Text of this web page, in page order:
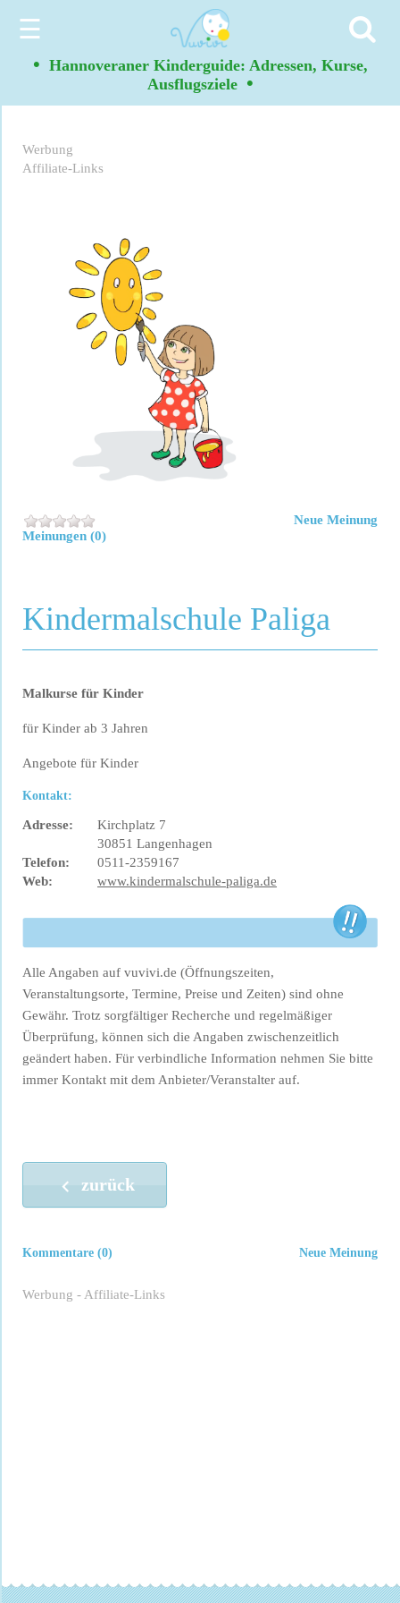
☰
• Hannoveraner Kinderguide: Adressen, Kurse,
Ausflugsziele •
Werbung
Affiliate-Links
Meinungen (0)
Neue Meinung
Kindermalschule Paliga
Malkurse für Kinder
für Kinder ab 3 Jahren
Angebote für Kinder
Kontakt:
Adresse:
Kirchplatz 7
30851 Langenhagen
Telefon:
0511-2359167
Web:
www.kindermalschule-paliga.de
Alle Angaben auf vuvivi.de (Öffnungszeiten,
Veranstaltungsorte, Termine, Preise und Zeiten) sind ohne
Gewähr. Trotz sorgfältiger Recherche und regelmäßiger
Überprüfung, können sich die Angaben zwischenzeitlich
geändert haben. Für verbindliche Information nehmen Sie bitte
immer Kontakt mit dem Anbieter/Veranstalter auf.
zurück
Neue Meinung
Kommentare (0)
Werbung - Affiliate-Links